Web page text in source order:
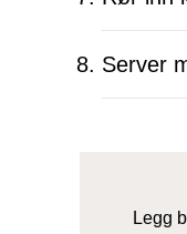
Server
Legg